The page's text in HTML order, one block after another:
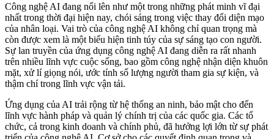
Công nghệ AI đang nổi lên như một trong những phát minh vĩ đại
nhất trong thời đại hiện nay, chói sáng trong việc thay đổi diện mạo
của nhân loại. Vai trò của công nghệ AI không chỉ quan trọng mà
còn được xem là một biểu hiện tinh túy của sự sáng tạo con người.
Sự lan truyền của ứng dụng công nghệ AI đang diễn ra rất nhanh
trên nhiều lĩnh vực cuộc sống, bao gồm công nghệ nhận diện khuôn
mặt, xử lí giọng nói, ước tính số lượng người tham gia sự kiện, và
thậm chí trong lĩnh vực vận tải.
Ứng dụng của AI trải rộng từ hệ thống an ninh, bảo mật cho đến
lĩnh vực hành pháp và quản lý chính trị của các quốc gia. Các tổ
chức, cả trong kinh doanh và chính phủ, đã hưởng lợi lớn từ sự phát